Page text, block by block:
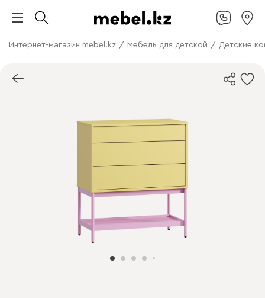
Интернет-магазин mebel.kz / Мебель для детской / Детские